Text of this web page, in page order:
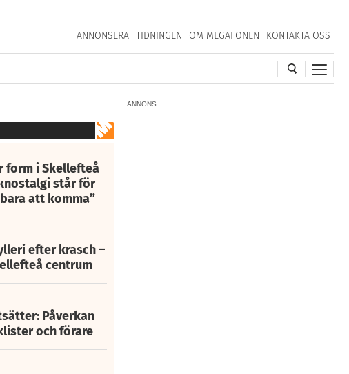
ANNONSERA TIDNINGEN OM MEGAFONEN KONTAKTA OSS
ANNONS
form i Skellefteå
står för
att komma”
efter krasch –
centrum
Påverkan
och förare